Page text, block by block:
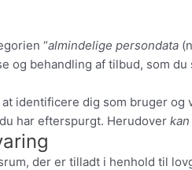
“almindelige persondata
og behandling af tilbud, som
identificere dig som bruger
har efterspurgt. Herudover kan
der er tilladt i henhold til